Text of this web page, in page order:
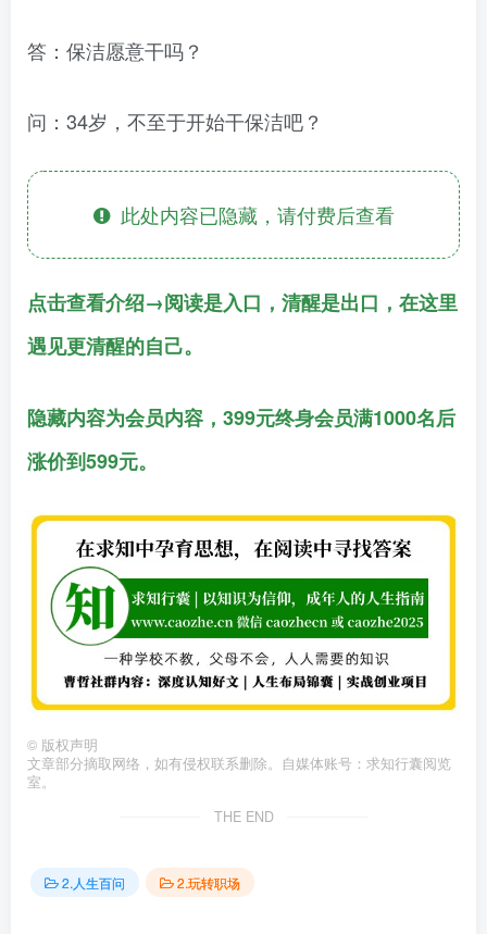
答：保洁愿意干吗？
问：34岁，不至于开始干保洁吧？
此处内容已隐藏，请付费后查看
点击查看介绍→阅读是入口，清醒是出口，在这里
遇见更清醒的自己。
隐藏内容为会员内容，399元终身会员满1000名后
涨价到599元。
© 版权声明
文章部分摘取网络，如有侵权联系删除。自媒体账号：求知行囊阅览
室。
THE END
2.人生百问 2.玩转职场